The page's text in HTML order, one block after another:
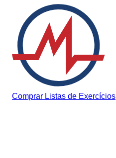
Pular para o conteúdo
Comprar Listas de Exercícios